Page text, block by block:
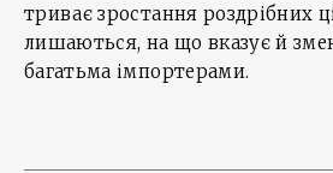
триває зростання роздрібних
лишаються, на що вказує й
багатьма імпортерами.